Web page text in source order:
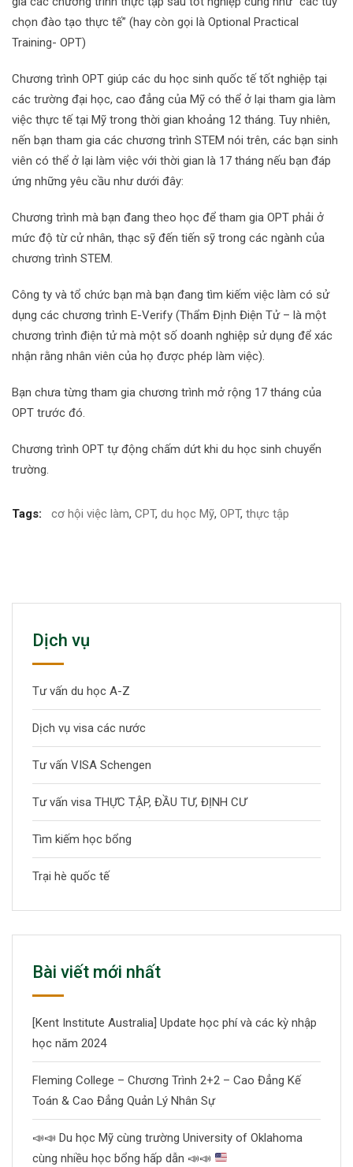
chọn đào tạo thực tế” (hay còn gọi là Optional Practical
Training- OPT)
Chương trình OPT giúp các du học sinh quốc tế tốt nghiệp tại
các trường đại học, cao đẳng của Mỹ có thể ở lại tham gia làm
việc thực tế tại Mỹ trong thời gian khoảng 12 tháng. Tuy nhiên,
nến bạn tham gia các chương trình STEM nói trên, các bạn sinh
viên có thể ở lại làm việc với thời gian là 17 tháng nếu bạn đáp
ứng những yêu cầu như dưới đây:
Chương trình mà bạn đang theo học để tham gia OPT phải ở
mức độ từ cử nhân, thạc sỹ đến tiến sỹ trong các ngành của
chương trình STEM.
Công ty và tổ chức bạn mà bạn đang tìm kiếm việc làm có sử
dụng các chương trình E-Verify (Thẩm Định Điện Tử – là một
chương trình điện tử mà một số doanh nghiệp sử dụng để xác
nhận rằng nhân viên của họ được phép làm việc).
Bạn chưa từng tham gia chương trình mở rộng 17 tháng của
OPT trước đó.
Chương trình OPT tự động chấm dứt khi du học sinh chuyển
trường.
Tags: cơ hội việc làm, CPT, du học Mỹ, OPT, thực tập
Dịch vụ
Tư vấn du học A-Z
Dịch vụ visa các nước
Tư vấn VISA Schengen
Tư vấn visa THỰC TẬP, ĐẦU TƯ, ĐỊNH CƯ
Tìm kiếm học bổng
Trại hè quốc tế
Bài viết mới nhất
[Kent Institute Australia] Update học phí và các kỳ nhập
học năm 2024
Fleming College – Chương Trình 2+2 – Cao Đẳng Kế
Toán & Cao Đẳng Quản Lý Nhân Sự
📣📣 Du học Mỹ cùng trường University of Oklahoma
cùng nhiều học bổng hấp dẫn 📣📣